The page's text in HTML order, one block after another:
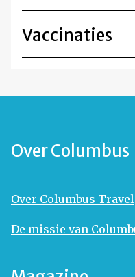
Vaccinaties
Over Columbus
Over Columbus Travel
De missie van